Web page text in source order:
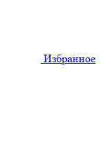
Избранное